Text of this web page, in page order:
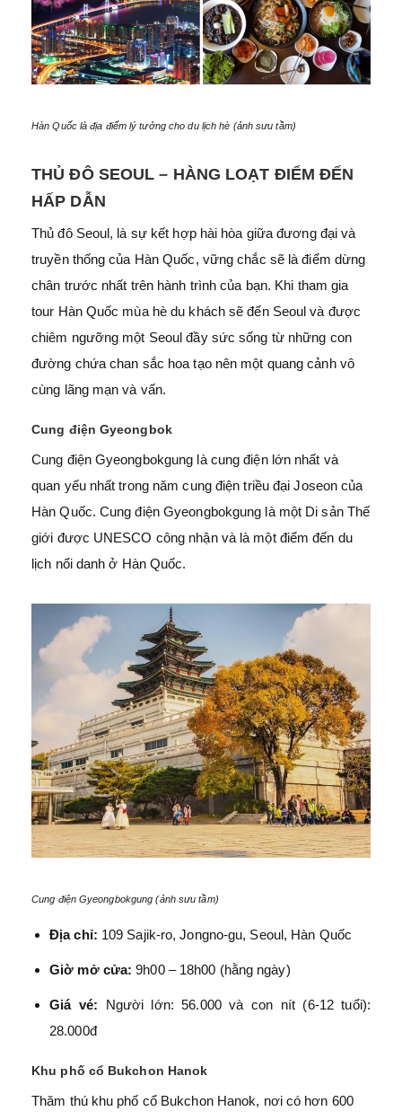
Hàn Quốc là địa điểm lý tưởng cho du lịch hè (ảnh sưu tầm)
THỦ ĐÔ SEOUL – HÀNG LOẠT ĐIỂM ĐẾN
HẤP DẪN
Thủ đô Seoul, là sự kết hợp hài hòa giữa đương đại và
truyền thống của Hàn Quốc, vững chắc sẽ là điểm dừng
chân trước nhất trên hành trình của bạn. Khi tham gia
tour Hàn Quốc mùa hè du khách sẽ đến Seoul và được
chiêm ngưỡng một Seoul đầy sức sống từ những con
đường chứa chan sắc hoa tạo nên một quang cảnh vô
cùng lãng mạn và vấn.
Cung điện Gyeongbok
Cung điện Gyeongbokgung là cung điện lớn nhất và
quan yếu nhất trong năm cung điện triều đại Joseon của
Hàn Quốc. Cung điện Gyeongbokgung là một Di sản Thế
giới được UNESCO công nhận và là một điểm đến du
lịch nổi danh ở Hàn Quốc.
Cung điện Gyeongbokgung (ảnh sưu tầm)
Địa chỉ: 109 Sajik-ro, Jongno-gu, Seoul, Hàn Quốc
Giờ mở cửa: 9h00 – 18h00 (hằng ngày)
Giá vé:
Người lớn: 56.000 và con nít (6-12 tuổi):
28.000đ
Khu phố cổ Bukchon Hanok
Thăm thú khu phố cổ Bukchon Hanok, nơi có hơn 600